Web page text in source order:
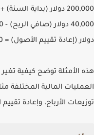
دولار (إعادة تقييم الأصول) = 280,000 دولار
هذه الأمثلة توضح كيفية
العمليات المالية المختلفة
توزيعات الأرباح، وإعادة